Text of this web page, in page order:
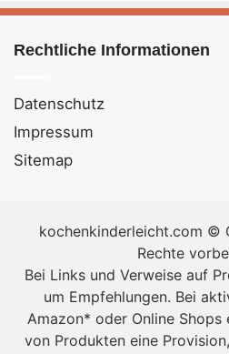
Rechtliche Informationen
Datenschutz
Impressum
Sitemap
kochenkinderleicht.com ©
Rechte
Bei Links und Verweise auf
um Empfehlungen. Bei
Amazon* oder Online
von Produkten eine